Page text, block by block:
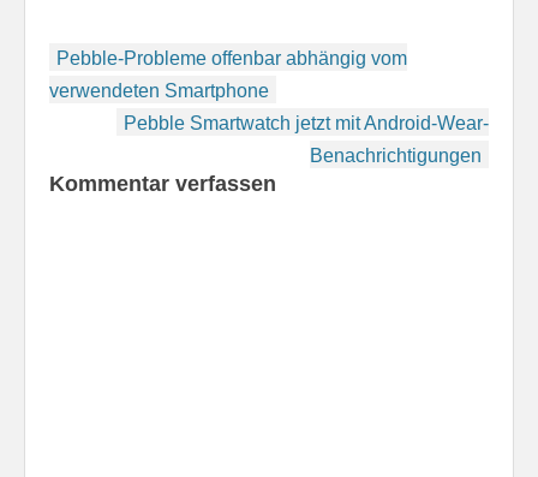
Beitragsnavigation
Pebble-Probleme offenbar abhängig vom
verwendeten Smartphone
Pebble Smartwatch jetzt mit Android-Wear-
Benachrichtigungen
Kommentar verfassen